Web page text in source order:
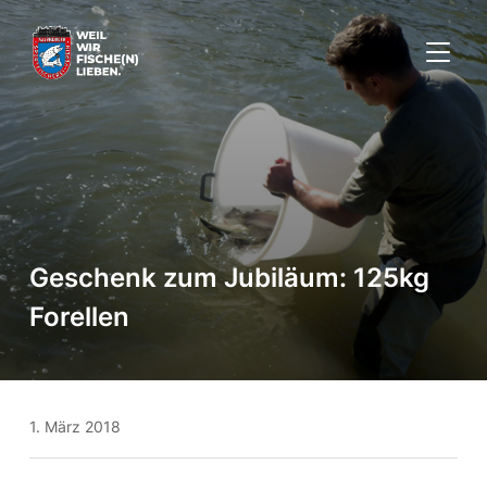
Geschenk zum Jubiläum: 125kg
Forellen
1. März 2018